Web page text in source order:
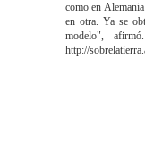
como en
en otra. Ya se
modelo",
http://